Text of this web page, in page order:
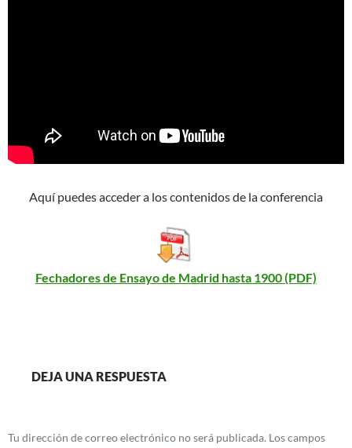
Aquí puedes acceder a los contenidos de la conferencia
Fechadores de Ensayo de Madrid hasta 1900 (PDF)
DEJA UNA RESPUESTA
Tu dirección de correo electrónico no será publicada. Los campos